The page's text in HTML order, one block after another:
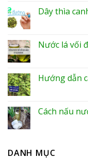
Dây thìa
Nước lá vối
Hướng dẫn
Cách nấu
DANH MỤC